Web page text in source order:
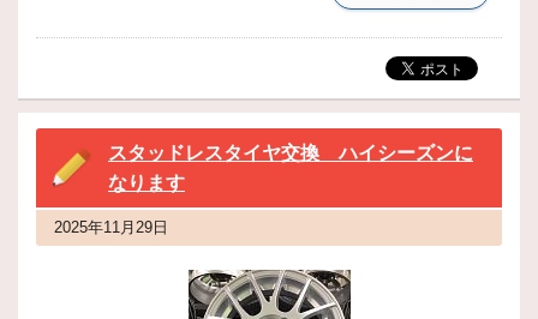
スタッドレスタイヤ交換 ハイシーズンに
なります
2025年11月29日